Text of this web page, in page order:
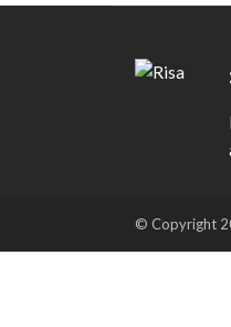
© Copyright